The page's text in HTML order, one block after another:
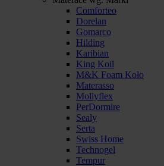
Comforteo
Dorelan
Gomarco
Hilding
Karibian
King Koil
M&K Foam Koło
Materasso
Mollyflex
PerDormire
Sealy
Serta
Swiss Home
Technogel
Tempur